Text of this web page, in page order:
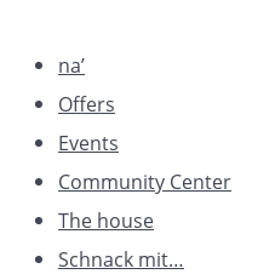
na’
Offers
Events
Community Center
The house
Schnack mit…